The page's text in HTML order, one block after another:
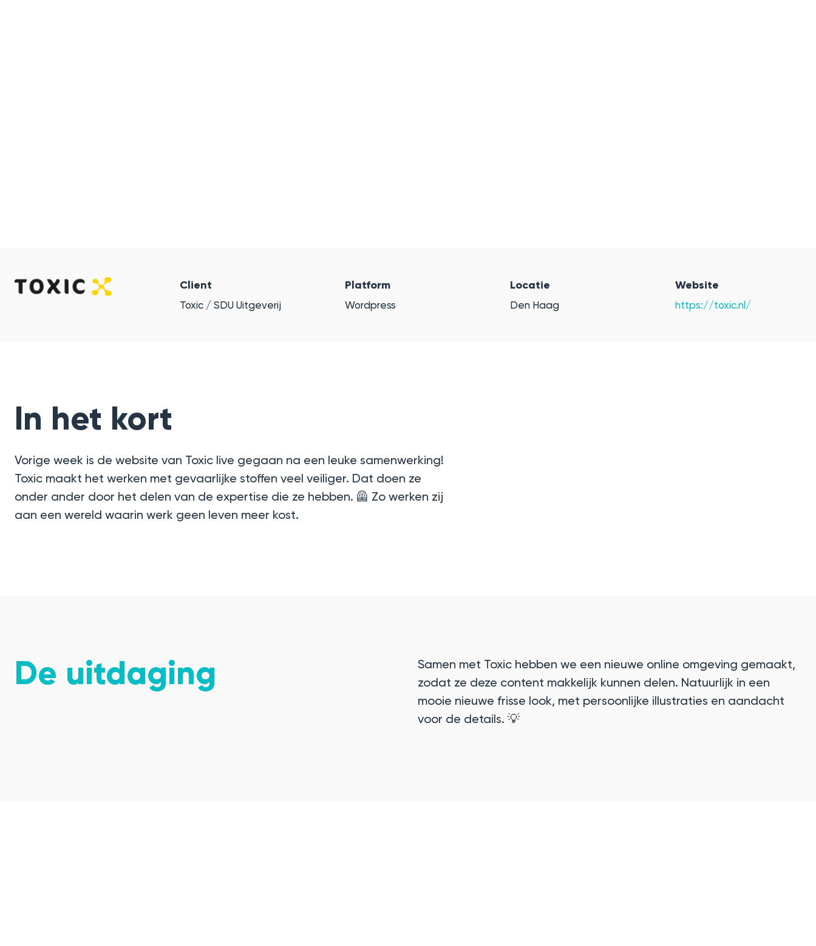
Client
Toxic / SDU Uitgeverij
Platform
Wordpress
Locatie
Den Haag
Website
https://toxic.nl/
In het kort
Vorige week is de website van Toxic live gegaan na een leuke samenwerking!
Toxic maakt het werken met gevaarlijke stoffen veel veiliger. Dat doen ze
onder ander door het delen van de expertise die ze hebben. 🦺 Zo werken zij
aan een wereld waarin werk geen leven meer kost.
De uitdaging
Samen met Toxic hebben we een nieuwe online omgeving gemaakt,
zodat ze deze content makkelijk kunnen delen. Natuurlijk in een
mooie nieuwe frisse look, met persoonlijke illustraties en aandacht
voor de details. 💡